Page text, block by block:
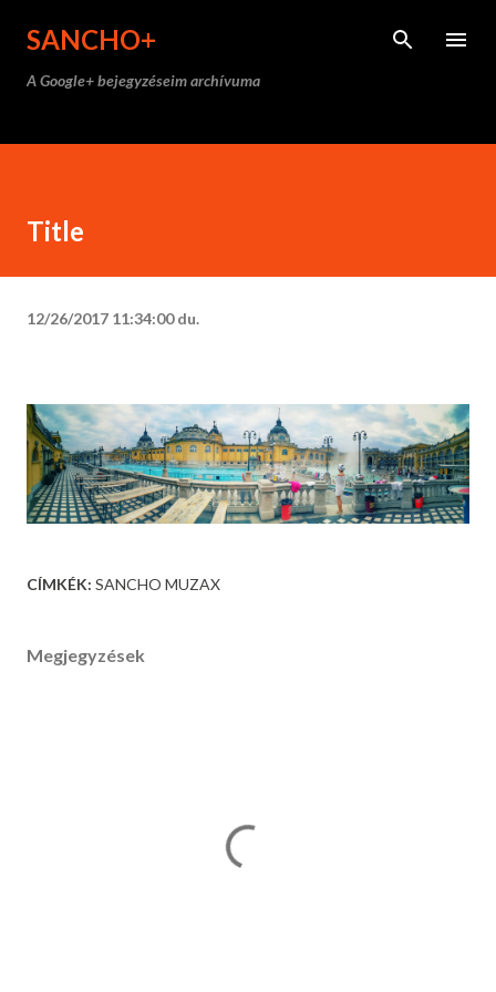
SANCHO+
A Google+ bejegyzéseim archívuma
Title
12/26/2017 11:34:00 du.
CÍMKÉK: SANCHO MUZAX
Megjegyzések